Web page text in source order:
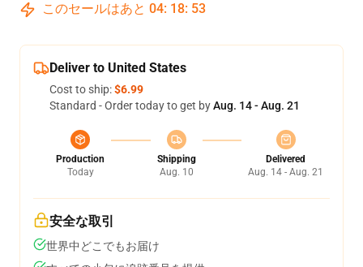
このセールはあと 04: 18: 53
Deliver to United States
Cost to ship:$6.99
Standard - Order today to get byAug. 14 - Aug. 21
Production
Today
Shipping
Aug. 10
Delivered
Aug. 14 - Aug. 21
安全な取引
世界中どこでもお届け